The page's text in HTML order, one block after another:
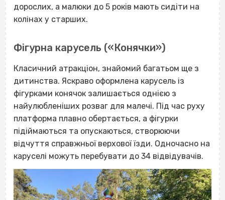
дорослих, а малюки до 5 років мають сидіти на
колінах у старших.
Фігурна карусель («Конячки»)
Класичний атракціон, знайомий багатьом ще з
дитинства. Яскраво оформлена карусель із
фігурками конячок залишається однією з
найулюбленіших розваг для малечі. Під час руху
платформа плавно обертається, а фігурки
підіймаються та опускаються, створюючи
відчуття справжньої верхової їзди. Одночасно на
каруселі можуть перебувати до 34 відвідувачів.